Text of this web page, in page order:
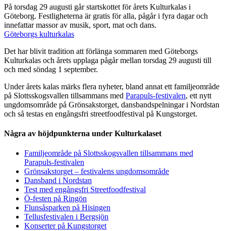
På torsdag 29 augusti går startskottet för årets Kulturkalas i
Göteborg. Festligheterna är gratis för alla, pågår i fyra dagar och
innefattar massor av musik, sport, mat och dans.
Göteborgs kulturkalas
Det har blivit tradition att förlänga sommaren med Göteborgs
Kulturkalas och årets upplaga pågår mellan torsdag 29 augusti till
och med söndag 1 september.
Under årets kalas märks flera nyheter, bland annat ett familjeområde
på Slottsskogsvallen tillsammans med Parapuls-festivalen, ett nytt
ungdomsområde på Grönsakstorget, dansbandspelningar i Nordstan
och så testas en engångsfri streetfoodfestival på Kungstorget.
Några av höjdpunkterna under Kulturkalaset
Familjeområde på Slottsskogsvallen tillsammans med
Parapuls-festivalen
Grönsakstorget – festivalens ungdomsområde
Dansband i Nordstan
Test med engångsfri Streetfoodfestival
Ö-festen på Ringön
Flunsåsparken på Hisingen
Tellusfestivalen i Bergsjön
Konserter på Kungstorget